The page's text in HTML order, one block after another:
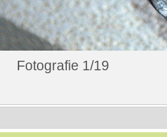
Fotografie 1/19